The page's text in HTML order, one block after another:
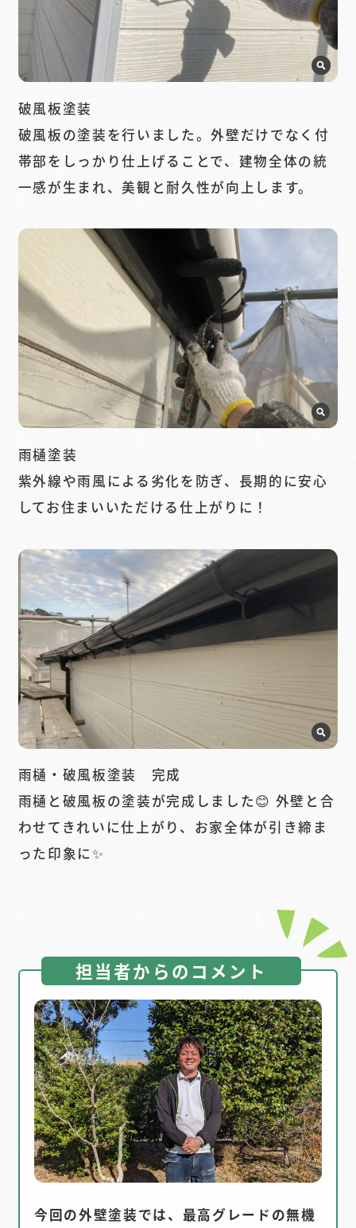
破風板塗装
破風板の塗装を行いました。外壁だけでなく付
帯部をしっかり仕上げることで、建物全体の統
一感が生まれ、美観と耐久性が向上します。
雨樋塗装
紫外線や雨風による劣化を防ぎ、長期的に安心
してお住まいいただける仕上がりに！
雨樋・破風板塗装 完成
雨樋と破風板の塗装が完成しました😊 外壁と合
わせてきれいに仕上がり、お家全体が引き締ま
った印象に✨
担当者からのコメント
今回の外壁塗装では、最高グレードの無機